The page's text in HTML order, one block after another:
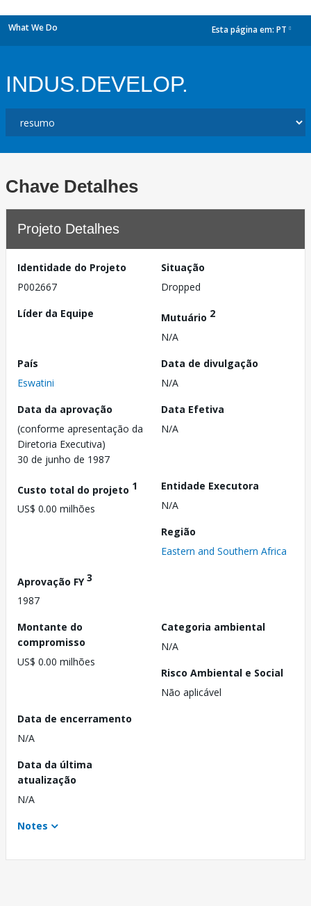
What We Do Esta página em: PT
INDUS.DEVELOP.
Chave Detalhes
Projeto Detalhes
Identidade do Projeto
P002667
Situação
Dropped
Líder da Equipe
Mutuário 2
N/A
País
Eswatini
Data de divulgação
N/A
Data da aprovação
(conforme apresentação da
Diretoria Executiva)
30 de junho de 1987
Data Efetiva
N/A
Custo total do projeto 1
US$ 0.00 milhões
Entidade Executora
N/A
Região
Eastern and Southern Africa
Aprovação FY3
1987
Montante do
compromisso
US$ 0.00 milhões
Categoria ambiental
N/A
Risco Ambiental e Social
Não aplicável
Data de encerramento
N/A
Data da última
atualização
N/A
Notes